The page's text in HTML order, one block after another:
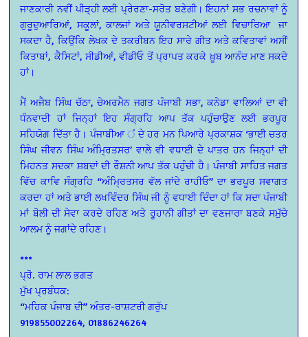
ਜਾਣਕਾਰੀ ਨਵੀਂ ਪੀੜ੍ਹੀ ਲਈ ਪ੍ਰੇਰਣਾ-ਸਰੋਤ ਬਣੇਗੀ। ਇਹਨਾਂ ਸਭ ਰਚਨਾਵਾਂ ਨੂੰ
ਗੁਰੂਦੁਆਰਿਆਂ, ਸਕੂਲਾਂ, ਕਾਲਜਾਂ ਅਤੇ ਯੂਨੀਵਰਸਟੀਆਂ ਲਈ ਵਿਚਾਰਿਆ
ਜਾ
ਸਕਦਾ ਹੈ, ਕਿਉਂਕਿ ਲੇਖਕ ਦੇ ਤਕਰੀਬਨ ਇਹ ਸਾਰੇ ਗੀਤ ਅਤੇ ਕਵਿਤਾਵਾਂ ਅਸੀਂ
ਕਿਤਾਬਾਂ, ਕੈਸਿਟਾਂ, ਸੀਡੀਆਂ, ਵੀਡੀਓ ਤੋਂ ਪ੍ਰਾਪਤ ਕਰਕੇ ਖ਼ੂਬ ਆਨੰਦ ਮਾਣ ਸਕਦੇ
ਹਾਂ।
ਮੈਂ ਅਜੈਬ ਸਿੰਘ ਚੱਠਾ, ਚੇਅਰਮੈਨ ਜਗਤ ਪੰਜਾਬੀ ਸਭਾ, ਕਨੇਡਾ ਵਾਲਿਆਂ ਦਾ ਵੀ
ਧੰਨਵਾਦੀ ਹਾਂ ਜਿਨ੍ਹਾਂ ਇਹ ਸੰਗ੍ਰਹਿ ਆਪ ਤੱਕ ਪਹੁੰਚਾਉਣ ਲਈ ਭਰਪੂਰ
ਸਹਿਯੋਗ ਦਿੱਤਾ ਹੈ। ਪੰਜਾਬੀਆ ਂ ਦੇ ਹਰ ਮਨ ਪਿਆਰੇ ਪ੍ਰਕਾਸ਼ਕ ‘ਭਾਈ ਚਤਰ
ਸਿੰਘ ਜੀਵਨ ਸਿੰਘ ਅੰਮ੍ਰਿਤਸਰ’ ਵਾਲੇ ਵੀ ਵਧਾਈ ਦੇ ਪਾਤਰ ਹਨ ਜਿਨ੍ਹਾਂ ਦੀ
ਮਿਹਨਤ ਸਦਕਾ ਸ਼ਬਦਾਂ ਦੀ ਰੌਸ਼ਨੀ ਆਪ ਤੱਕ ਪਹੁੰਚੀ ਹੈ। ਪੰਜਾਬੀ ਸਾਹਿਤ ਜਗਤ
ਵਿੱਚ ਕਾਵਿ ਸੰਗ੍ਰਹਿ “ਅੰਮ੍ਰਿਤਸਰ ਵੱਲ ਜਾਂਦੇ ਰਾਹੀਓ” ਦਾ ਭਰਪੂਰ ਸਵਾਗਤ
ਕਰਦਾ ਹਾਂ ਅਤੇ ਭਾਈ ਲਖਵਿੰਦਰ ਸਿੰਘ ਜੀ ਨੂੰ ਵਧਾਈ ਦਿੰਦਾ ਹਾਂ ਕਿ ਸਦਾ ਪੰਜਾਬੀ
ਮਾਂ ਬੋਲੀ ਦੀ ਸੇਵਾ ਕਰਦੇ ਰਹਿਣ ਅਤੇ ਰੂਹਾਨੀ ਗੀਤਾਂ ਦਾ ਵਣਜਾਰਾ ਬਣਕੇ ਸਮੁੱਚੇ
ਆਲਮ ਨੂੰ ਜਗਾਂਦੇ ਰਹਿਣ।
***
ਪ੍ਰੋ. ਰਾਮ ਲਾਲ ਭਗਤ
ਮੁੱਖ ਪ੍ਰਬੰਧਕ:
“ਮਹਿਕ ਪੰਜਾਬ ਦੀ” ਅੰਤਰ-ਰਾਸ਼ਟਰੀ ਗਰੁੱਪ
919855002264, 01886246264